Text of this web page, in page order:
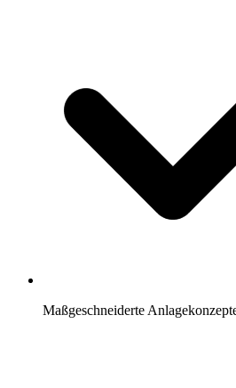
Maßgeschneiderte